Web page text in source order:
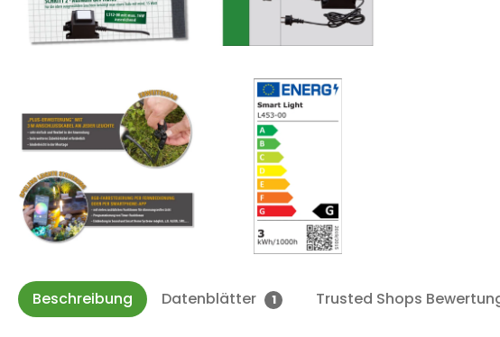
Beschreibung Datenblätter 1 Trusted Shops